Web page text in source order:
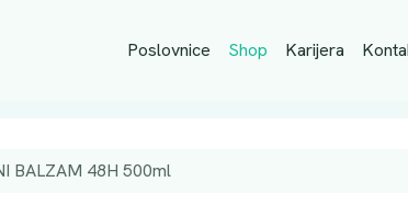
Poslovnice Shop Karijera
BALZAM 48H 500ml